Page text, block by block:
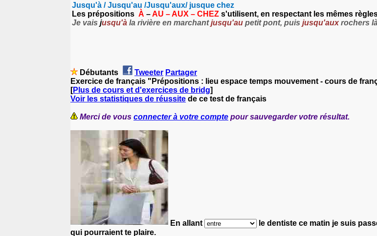
Jusqu'à / Jusqu'au /Jusqu'aux/ jusque chez
Les prépositions À –AU – AUX – CHEZ s'utilisent, en respectant les mêmes
Je vais jusqu'à la rivière en marchant jusqu'au petit pont, puis jusqu'aux rochers
Débutants Tweeter Partager
Exercice de français "Prépositions : lieu espace temps mouvement - cours de
[Plus de cours et d'exercices de bridg]
Voir les statistiques de réussite de ce test de français
Merci de vous connecter à votre compte pour sauvegarder votre résultat.
En allant le dentiste ce matin je suis
qui pourraient te plaire.